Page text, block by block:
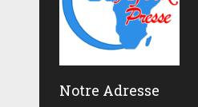
Notre Adresse